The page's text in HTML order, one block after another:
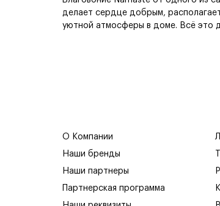
делает сердце добрым,
уютной атмосферы в доме. Всё это
О Компании
Наши бренды
Наши партнеры
Партнерская программа